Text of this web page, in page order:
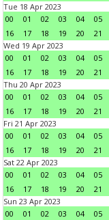
Tue 18 Apr 2023
00
01 02 03 04 05
16
17 18 19 20 21
Wed 19 Apr 2023
00
01 02 03 04 05
16
17 18 19 20 21
Thu 20 Apr 2023
00
01 02 03 04 05
16
17 18 19 20 21
Fri 21 Apr 2023
00
01 02 03 04 05
16
17 18 19 20 21
Sat 22 Apr 2023
00
01 02 03 04 05
16
17 18 19 20 21
Sun 23 Apr 2023
00
01 02 03 04 05